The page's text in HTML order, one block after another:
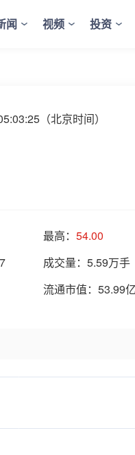
闻 视频 投资
（北京时间）
最高： 54.00
成交量： 5.59万手
流通市值： 53.99亿